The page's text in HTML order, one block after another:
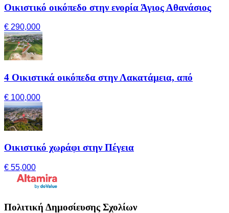
Οικιστικό οικόπεδο στην ενορία Άγιος Αθανάσιος
€ 290,000
4 Οικιστικά οικόπεδα στην Λακατάμεια, από
€ 100,000
Οικιστικό χωράφι στην Πέγεια
€ 55,000
Πολιτική Δημοσίευσης Σχολίων